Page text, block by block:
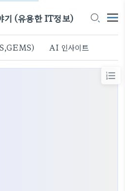
기 (유용한 IT정보)
AI 인사이트